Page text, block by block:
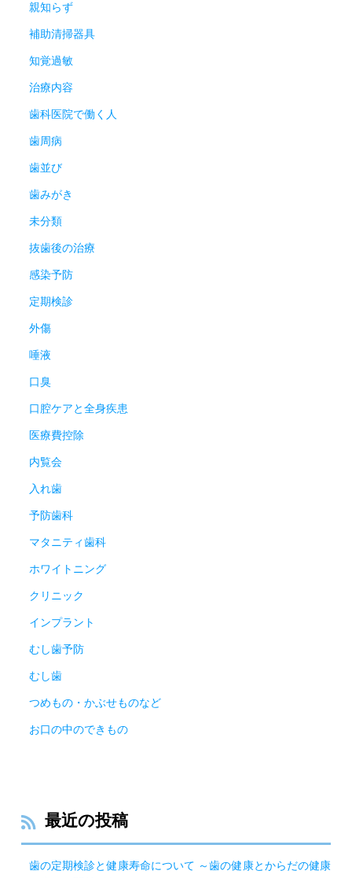
親知らず
補助清掃器具
知覚過敏
治療内容
歯科医院で働く人
歯周病
歯並び
歯みがき
未分類
抜歯後の治療
感染予防
定期検診
外傷
唾液
口臭
口腔ケアと全身疾患
医療費控除
内覧会
入れ歯
予防歯科
マタニティ歯科
ホワイトニング
クリニック
インプラント
むし歯予防
むし歯
つめもの・かぶせものなど
お口の中のできもの
最近の投稿
歯の定期検診と健康寿命について ～歯の健康とからだの健康